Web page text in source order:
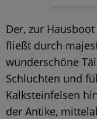
Der, zur
fließt durch
wunderschöne
Schluchten und
Kalksteinfelsen
der Antike,